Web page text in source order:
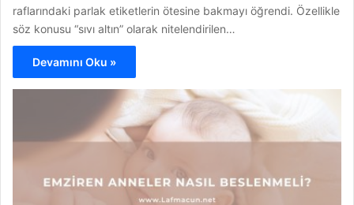
raflarındaki parlak etiketlerin ötesine bakmayı öğrendi. Özellikle
söz konusu “sıvı altın” olarak nitelendirilen…
Devamını Oku »